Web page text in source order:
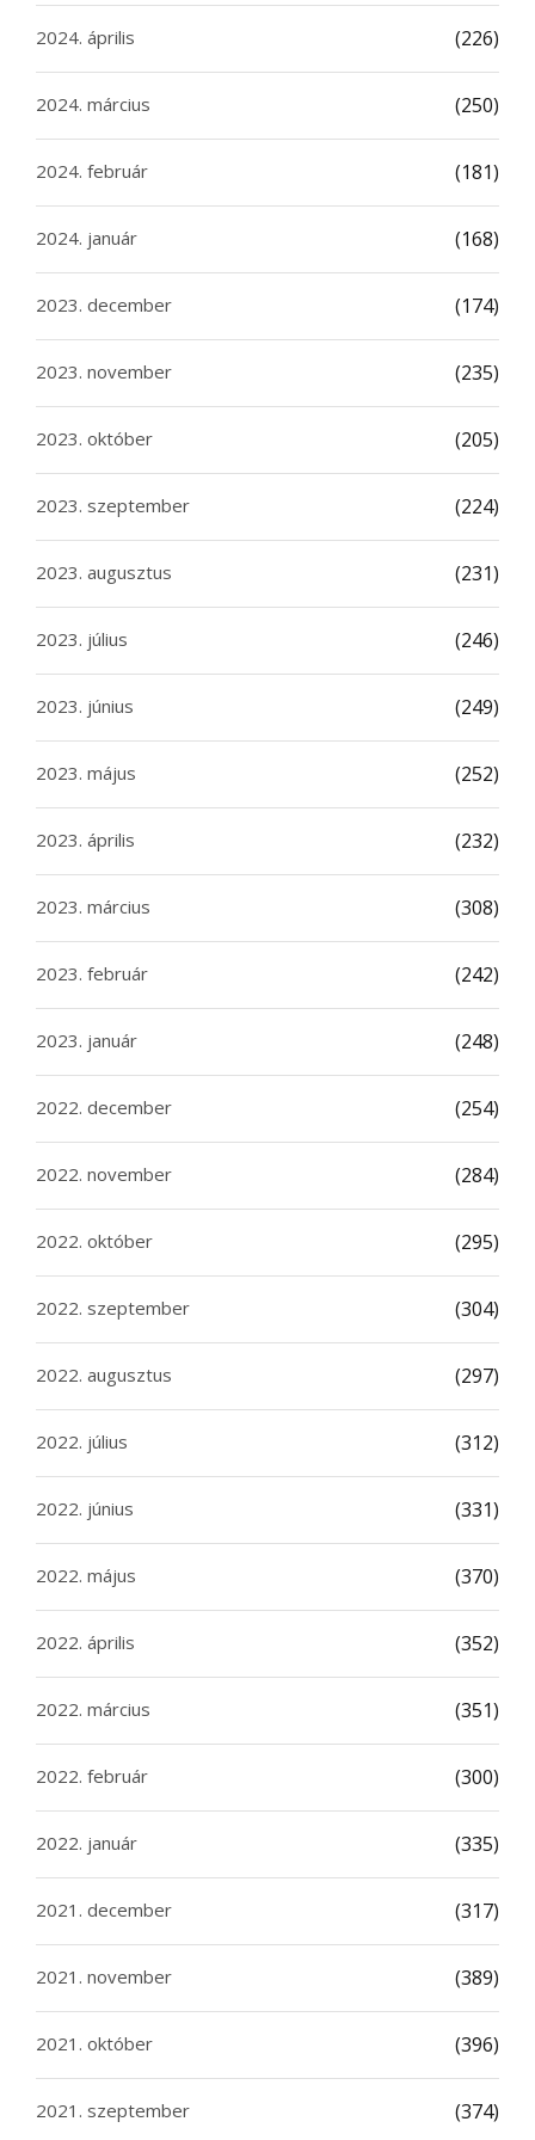
2024. április (226)
2024. március (250)
2024. február (181)
2024. január (168)
2023. december (174)
2023. november (235)
2023. október (205)
2023. szeptember (224)
2023. augusztus (231)
2023. július (246)
2023. június (249)
2023. május (252)
2023. április (232)
2023. március (308)
2023. február (242)
2023. január (248)
2022. december (254)
2022. november (284)
2022. október (295)
2022. szeptember (304)
2022. augusztus (297)
2022. július (312)
2022. június (331)
2022. május (370)
2022. április (352)
2022. március (351)
2022. február (300)
2022. január (335)
2021. december (317)
2021. november (389)
2021. október (396)
2021. szeptember (374)